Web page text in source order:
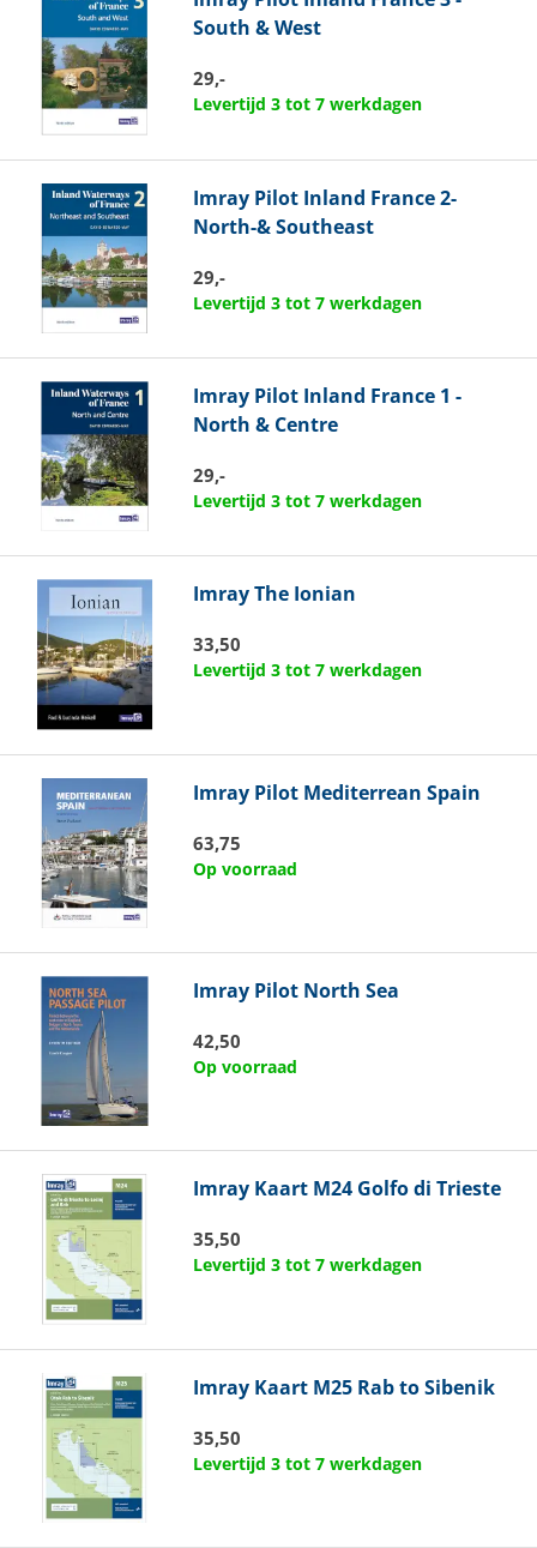
South & West
29,-
Levertijd 3 tot 7 werkdagen
Imray Pilot Inland France 2-
North-& Southeast
29,-
Levertijd 3 tot 7 werkdagen
Imray Pilot Inland France 1 -
North & Centre
29,-
Levertijd 3 tot 7 werkdagen
ImrayThe Ionian
33,50
Levertijd 3 tot 7 werkdagen
Imray Pilot Mediterrean Spain
63,75
Op voorraad
Imray Pilot North Sea
42,50
Op voorraad
Imray Kaart M24 Golfo di Trieste
35,50
Levertijd 3 tot 7 werkdagen
Imray Kaart M25 Rab to Sibenik
35,50
Levertijd 3 tot 7 werkdagen